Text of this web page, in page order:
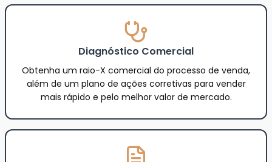
Diagnóstico Comercial
Obtenha um raio-X comercial do processo de venda,
além de um plano de ações corretivas para vender
mais rápido e pelo melhor valor de mercado.